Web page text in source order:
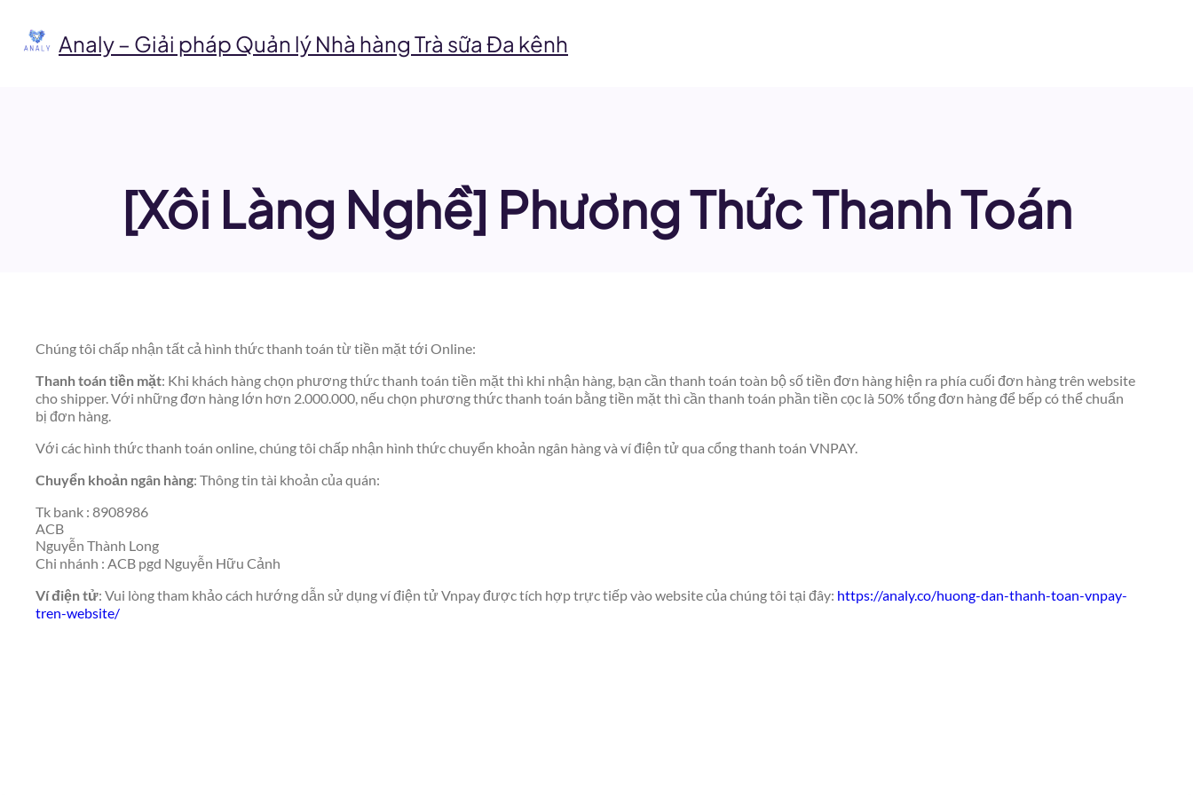
phần
Analy – Giải pháp Quản lý Nhà hàng Trà sữa Đa kênh
[Xôi Làng Nghề] Phương Thức Thanh Toán
Chúng tôi chấp nhận tất cả hình thức thanh toán từ tiền mặt tới Online:
Thanh toán tiền mặt: Khi khách hàng chọn phương thức thanh toán tiền mặt thì khi nhận hàng, bạn cần thanh toán toàn bộ số tiền đơn hàng hiện ra phía cuối đơn hàng trên website
cho shipper. Với những đơn hàng lớn hơn 2.000.000, nếu chọn phương thức thanh toán bằng tiền mặt thì cần thanh toán phần tiền cọc là 50% tổng đơn hàng để bếp có thể chuẩn
bị đơn hàng.
Với các hình thức thanh toán online, chúng tôi chấp nhận hình thức chuyển khoản ngân hàng và ví điện tử qua cổng thanh toán VNPAY.
Chuyển khoản ngân hàng: Thông tin tài khoản của quán:
Tk bank : 8908986
ACB
Nguyễn Thành Long
Chi nhánh : ACB pgd Nguyễn Hữu Cảnh
Ví điện tử: Vui lòng tham khảo cách hướng dẫn sử dụng ví điện tử Vnpay được tích hợp trực tiếp vào website của chúng tôi tại đây: https://analy.co/huong-dan-thanh-toan-vnpay-
tren-website/